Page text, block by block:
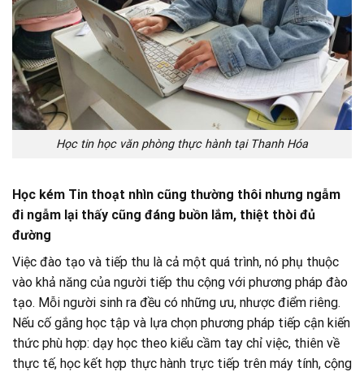
Học tin học văn phòng thực hành tại Thanh Hóa
Học kém Tin thoạt nhìn cũng thường thôi nhưng ngẫm
đi ngẫm lại thấy cũng đáng buồn lắm, thiệt thòi đủ
đường
Việc đào tạo và tiếp thu là cả một quá trình, nó phụ thuộc
vào khả năng của người tiếp thu cộng với phương pháp đào
tạo. Mỗi người sinh ra đều có những ưu, nhược điểm riêng.
Nếu cố gắng học tập và lựa chọn phương pháp tiếp cận kiến
thức phù hợp: dạy học theo kiểu cầm tay chỉ việc, thiên về
thực tế, học kết hợp thực hành trực tiếp trên máy tính, cộng